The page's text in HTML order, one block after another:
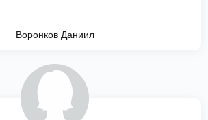
Воронков Даниил